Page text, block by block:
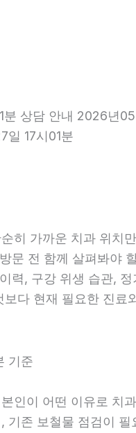
상담 안내 2026년
일 17시01분
히 가까운 치과 위치
문 전 함께 살펴봐야
력, 구강 위생 습관,
다 현재 필요한 진
기준
인이 어떤 이유로 치
기존 보철물 점검이